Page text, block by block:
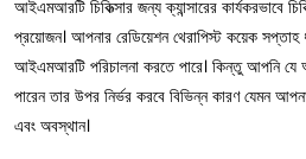
আইএমআরটি চিকিত্সার জন্য ক্যান্সারের কার্যকরভাবে
প্রয়োজন। আপনার রেডিয়েশন থেরাপিস্ট কয়েক
আইএমআরটি পরিচালনা করতে পারে। কিন্তু আপনি যে
পারেন তার উপর নির্ভর করবে বিভিন্ন কারণ যেমন
এবং অবস্থান।